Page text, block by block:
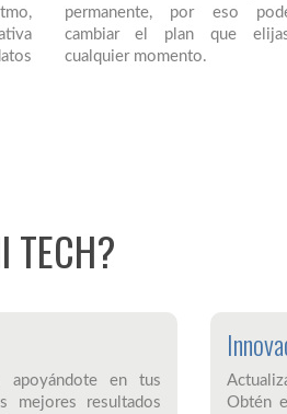
permanente, por eso
cambiar el plan que
cualquier momento.
TECH?
en tus
mejores resultados
Obtén